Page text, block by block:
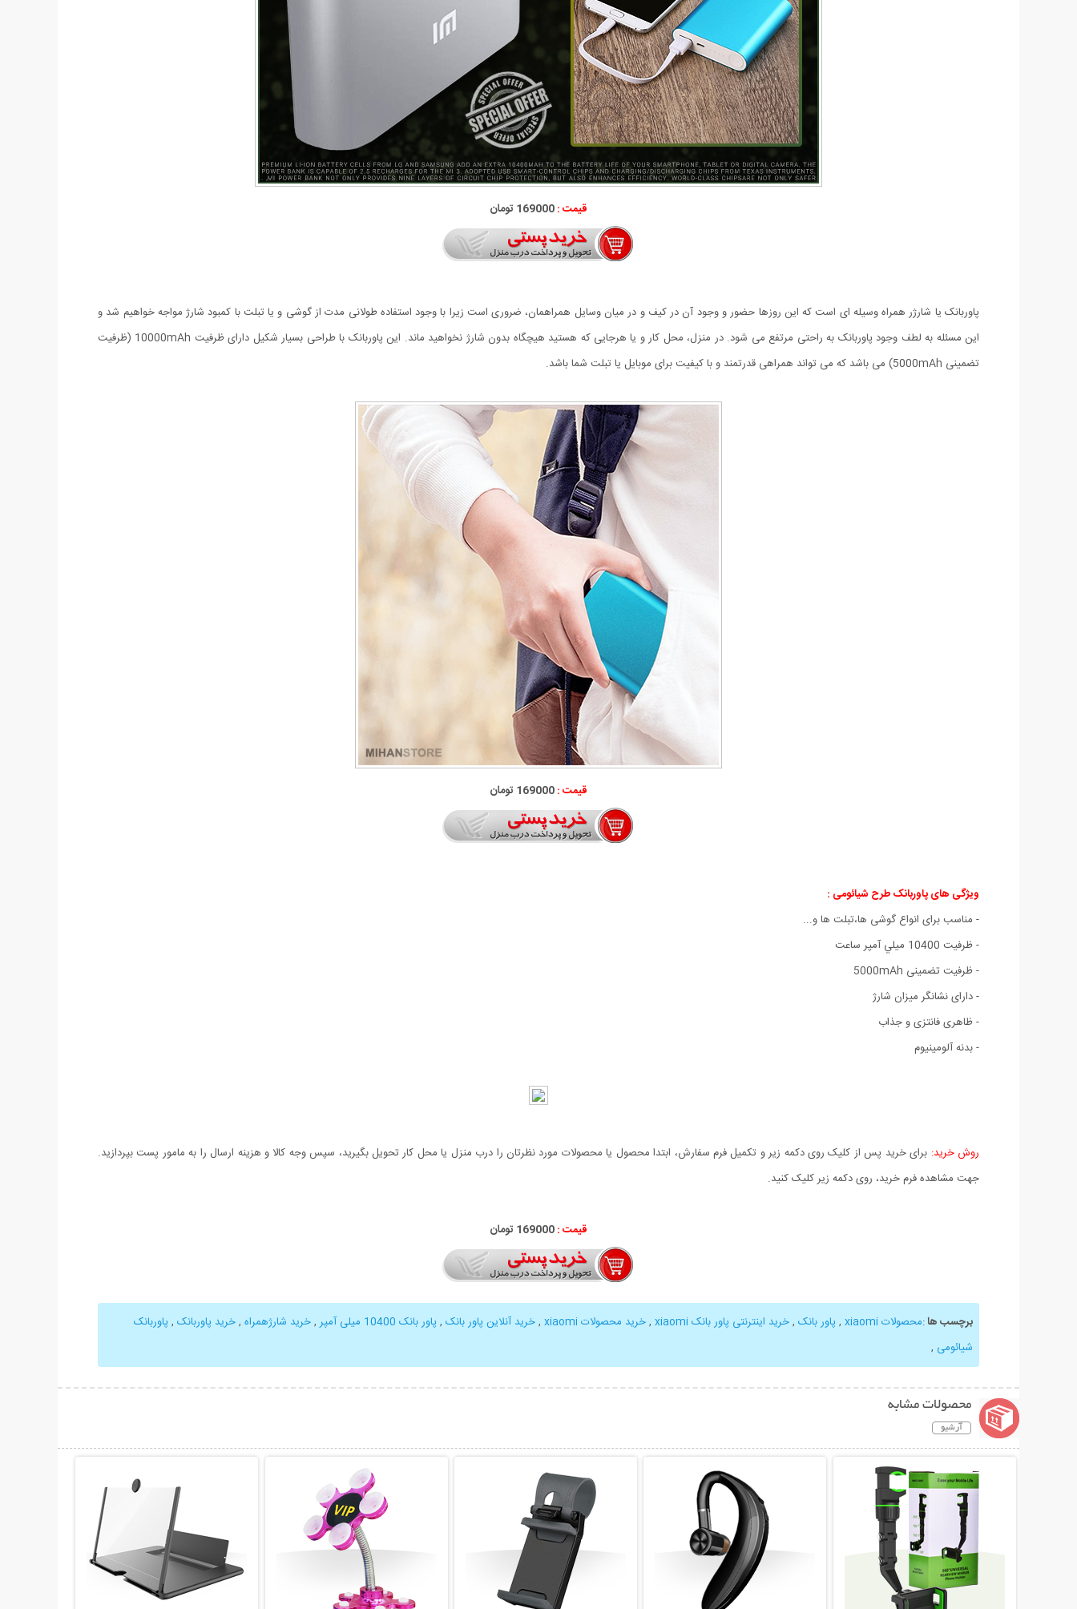
قیمت :169000 تومان
پاوربانک یا شارژر همراه وسیله ای است که این روزها حضور و وجود آن در کیف و در میان وسایل همراهمان، ضروری است زیرا با وجود استفاده طولانی مدت از گوشی و یا تبلت با کمبود شارژ مواجه خواهیم شد و
این مسئله به لطف وجود پاوربانک به راحتی مرتفع می شود. در منزل، محل کار و یا هرجایی که هستید هیچگاه بدون شارژ نخواهید ماند. این پاوربانک با طراحی بسیار شکیل دارای ظرفیت 10000mAh (ظرفیت
تضمینی 5000mAh) می باشد که می تواند همراهی قدرتمند و با کیفیت برای موبایل یا تبلت شما باشد.
قیمت :169000 تومان
ویژگی های پاوربانک طرح شیائومی :
- مناسب برای انواع گوشی ها،تبلت ها و...
- ظرفيت 10400 ميلي آمپر ساعت
- ظرفیت تضمینی 5000mAh
-دارای نشانگر میزان شارژ
- ظاهری فانتزی و جذاب
- بدنه آلومینیوم
روش خرید: برای خرید پس از کلیک روی دکمه زیر و تکمیل فرم سفارش، ابتدا محصول یا محصولات مورد نظرتان را درب منزل یا محل کار تحویل بگیرید، سپس وجه کالا و هزینه ارسال را به مامور پست بپردازید.
جهت مشاهده فرم خرید، روی دکمه زیر کلیک کنید.
قیمت :169000 تومان
برچسب ها:محصولات xiaomi , پاور بانک ,خرید اینترنتی پاور بانک xiaomi ,خرید محصولات xiaomi ,خرید آنلاین پاور بانک , پاور بانک 10400 میلی آمپر ,خرید شارژهمراه ,خرید پاوربانک , پاوربانک
شیائومی ,
محصولات مشابه
آرشیو